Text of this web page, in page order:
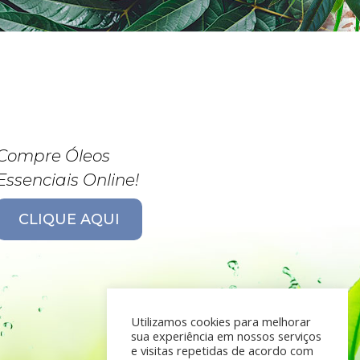
Óleos
Online!
CLIQUE AQUI
Utilizamos cookies para melhorar
sua experiência em nossos serviços
e visitas repetidas de acordo com